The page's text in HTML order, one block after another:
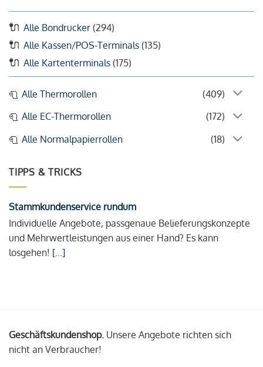
Alle Bondrucker (294)
Alle Kassen/POS-Terminals (135)
Alle Kartenterminals (175)
Alle Thermorollen
(409)
Alle EC-Thermorollen
(172)
Alle Normalpapierrollen
(18)
TIPPS & TRICKS
Stammkundenservice rundum
Individuelle Angebote, passgenaue Belieferungskonzepte
und Mehrwertleistungen aus einer Hand? Es kann
losgehen! [...]
Geschäftskundenshop. Unsere Angebote richten sich
nicht an Verbraucher!